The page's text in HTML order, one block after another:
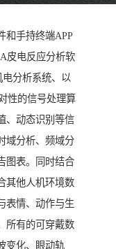
和手持终端APP
皮电反应分析软
电分析系统、以
性的信号处理算
、动态识别等信
域分析、频域分
图表。同时结合
其他人机环境数
表情、动作与生
所有的可穿戴数
变化、眼动轨